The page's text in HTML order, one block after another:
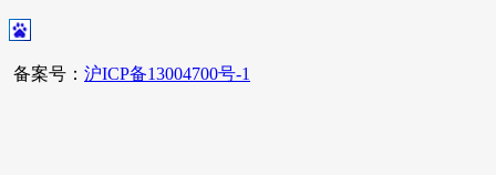
备案号： 沪ICP备13004700号-1